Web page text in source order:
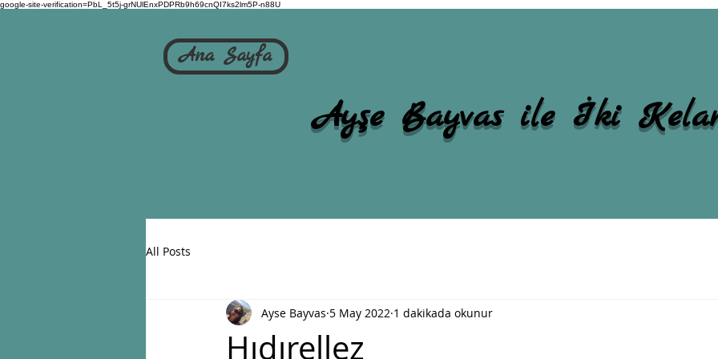
google-site-verification=PbL_5t5j-grNUlEnxPDPRb9h69cnQI7ks2lm5P-n88U
Ana Sayfa
Ayşe Bayvas ile İki
All Posts
Hıdırellez
Ayse Bayvas 5 May 2022 1 dakikada okunur